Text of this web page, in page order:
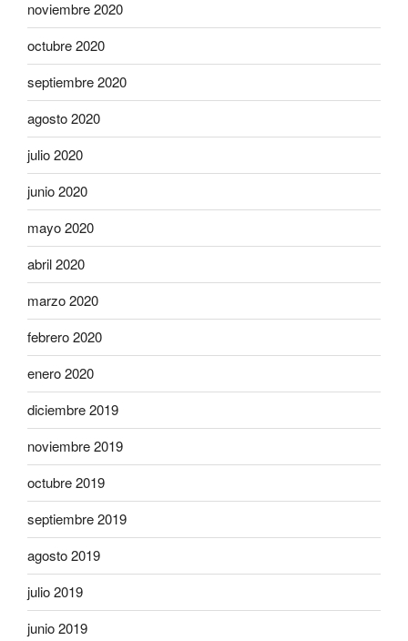
noviembre 2020
octubre 2020
septiembre 2020
agosto 2020
julio 2020
junio 2020
mayo 2020
abril 2020
marzo 2020
febrero 2020
enero 2020
diciembre 2019
noviembre 2019
octubre 2019
septiembre 2019
agosto 2019
julio 2019
junio 2019